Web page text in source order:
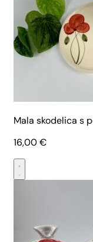
Mala skodelica s
16,00€